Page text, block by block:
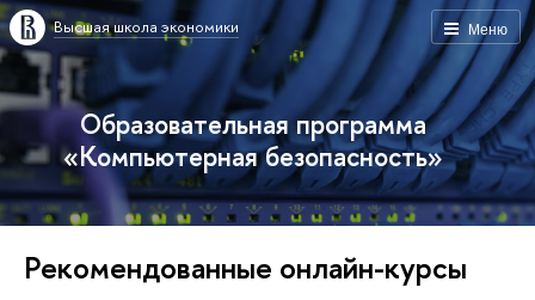
Меню
Высшая школа экономики
Образовательная программа
«Компьютерная безопасность»
Рекомендованные онлайн-курсы